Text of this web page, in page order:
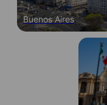
Buenos Aires